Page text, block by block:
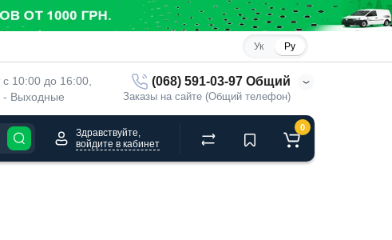
Ук Ру
10:00 до 16:00,
- Выходные
(068) 591-03-97 Общий
Заказы на сайте (Общий телефон)
Здравствуйте,
войдите в кабинет
0